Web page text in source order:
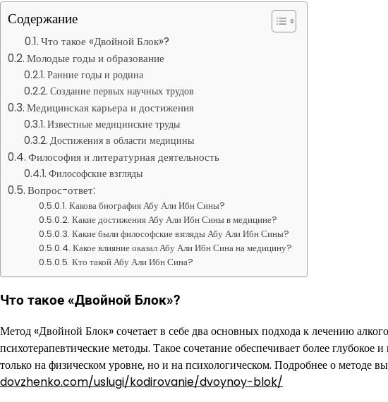
Содержание
Что такое «Двойной Блок»?
Молодые годы и образование
Ранние годы и родина
Создание первых научных трудов
Медицинская карьера и достижения
Известные медицинские труды
Достижения в области медицины
Философия и литературная деятельность
Философские взгляды
Вопрос-ответ:
Какова биография Абу Али Ибн Сины?
Какие достижения Абу Али Ибн Сины в медицине?
Какие были философские взгляды Абу Али Ибн Сины?
Какое влияние оказал Абу Али Ибн Сина на медицину?
Кто такой Абу Али Ибн Сина?
Что такое «Двойной Блок»?
Метод «Двойной Блок» сочетает в себе два основных подхода к лечению
психотерапевтические методы. Такое сочетание обеспечивает более
только на физическом уровне, но и на психологическом. Подробнее о методе
dovzhenko.com/uslugi/kodirovanie/dvoynoy-blok/